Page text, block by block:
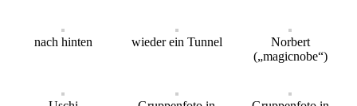
nach hinten wieder ein Tunnel
Norbert
(„magicnobe“)